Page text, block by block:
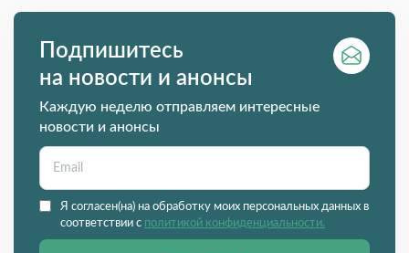
Подпишитесь
на новости и анонсы
Каждую неделю отправляем интересные
новости и анонсы
Я согласен(на) на обработку моих персональных данных в
соответствии с политикой конфиденциальности.